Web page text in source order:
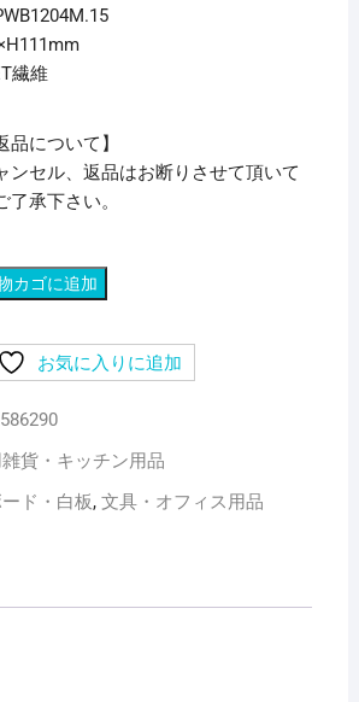
繊維
品について】
ンセル、返品はお断りさせて頂いて
承下さい。
カゴに追加
お気に入りに追加
雑貨・キッチン用品
ド・白板, 文具・オフィス用品